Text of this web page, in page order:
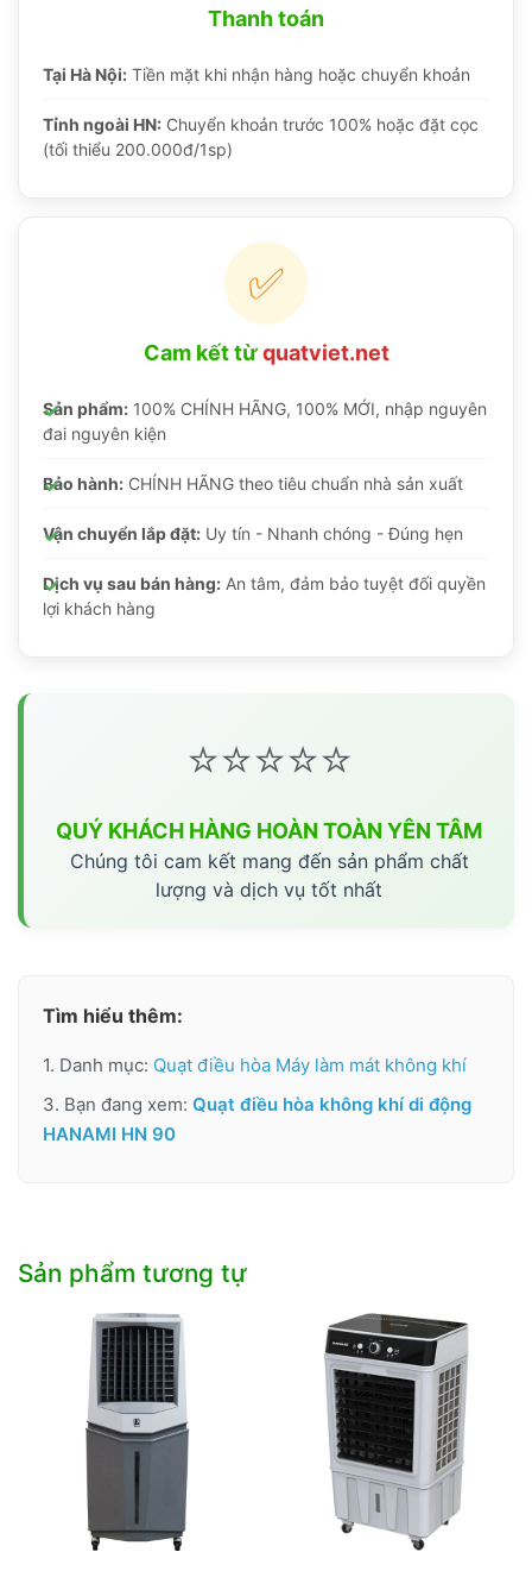
Thanh toán
Tại Hà Nội: Tiền mặt khi nhận hàng hoặc chuyển khoản
Tỉnh ngoài HN: Chuyển khoản trước 100% hoặc đặt cọc
(tối thiểu 200.000đ/1sp)
✅
Cam kết từquatviet.net
Sản phẩm: 100% CHÍNH HÃNG, 100% MỚI, nhập nguyên
đai nguyên kiện
Bảo hành: CHÍNH HÃNG theo tiêu chuẩn nhà sản xuất
Vận chuyển lắp đặt: Uy tín - Nhanh chóng - Đúng hẹn
Dịch vụ sau bán hàng: An tâm, đảm bảo tuyệt đối quyền
lợi khách hàng
⭐⭐⭐⭐⭐
QUÝ KHÁCH HÀNG HOÀN TOÀN YÊN TÂM
Chúng tôi cam kết mang đến sản phẩm chất
lượng và dịch vụ tốt nhất
Tìm hiểu thêm:
1. Danh mục: Quạt điều hòa Máy làm mát không khí
3. Bạn đang xem: Quạt điều hòa không khí di động
HANAMI HN 90
Sản phẩm tương tự